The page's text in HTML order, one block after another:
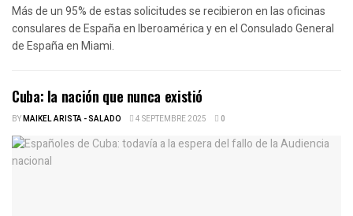
Más de un 95% de estas solicitudes se recibieron en las oficinas
consulares de España en Iberoamérica y en el Consulado General
de España en Miami.
Cuba: la nación que nunca existió
BYMAIKEL ARISTA - SALADO 4 SEPTEMBRE 2025 0